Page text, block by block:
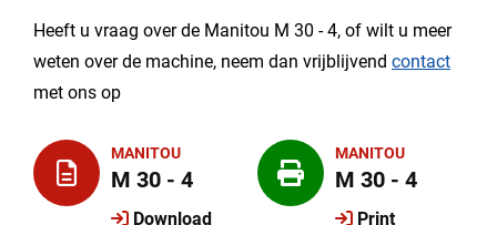
Heeft u vraag over de Manitou M 30 - 4, of wilt u meer
weten over de machine, neem dan vrijblijvend contact
met ons op
MANITOU
M 30 - 4
Download
MANITOU
M 30 - 4
Print